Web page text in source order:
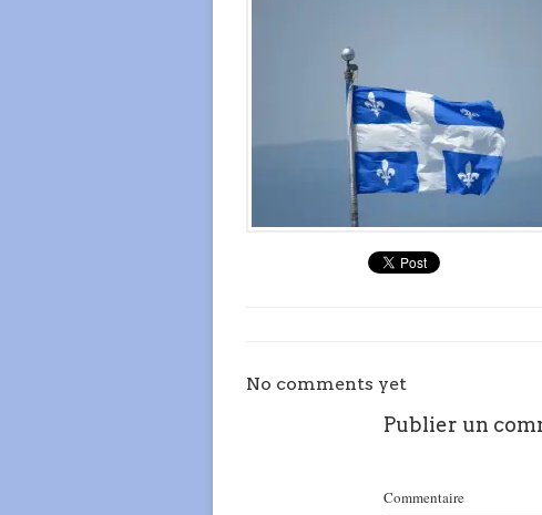
No comments yet
Publier un
Commentaire